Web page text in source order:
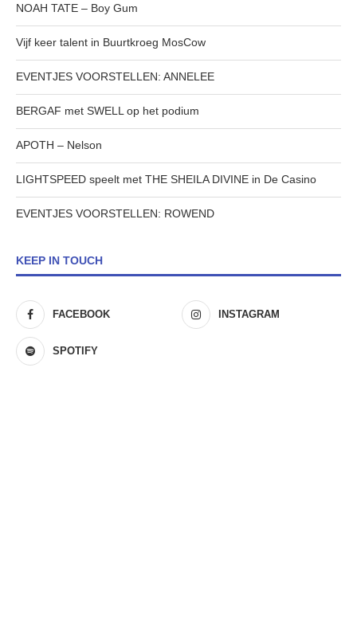
NOAH TATE – Boy Gum
Vijf keer talent in Buurtkroeg MosCow
EVENTJES VOORSTELLEN: ANNELEE
BERGAF met SWELL op het podium
APOTH – Nelson
LIGHTSPEED speelt met THE SHEILA DIVINE in De Casino
EVENTJES VOORSTELLEN: ROWEND
KEEP IN TOUCH
FACEBOOK INSTAGRAM
SPOTIFY